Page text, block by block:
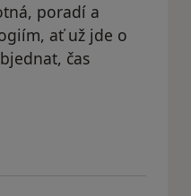
poradí a
ať už jde o
čas